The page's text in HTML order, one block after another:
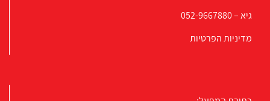
גיא –052-9667880
מדיניות הפרטיות